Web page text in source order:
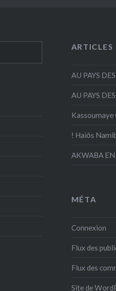
ARTICLES
AU PAYS
AU PAYS
Kassoumaye
! Haiôs
AKWABA EN
MÉTA
Connexion
Flux des
Flux des
Site de